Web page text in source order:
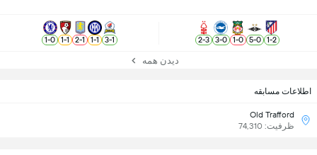
اطلاعات مسابقه
Old Trafford
ظرفیت: 74,310
2
-
1
0
-
5
0
-
1
0
-
3
3
-
2
1
-
3
1
-
1
1
-
2
1
-
1
0
-
1
دیدن همه